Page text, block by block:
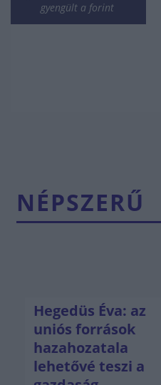
gyengült a forint
NÉPSZERŰ
Hegedüs Éva: az
uniós források
hazahozatala
lehetővé teszi a